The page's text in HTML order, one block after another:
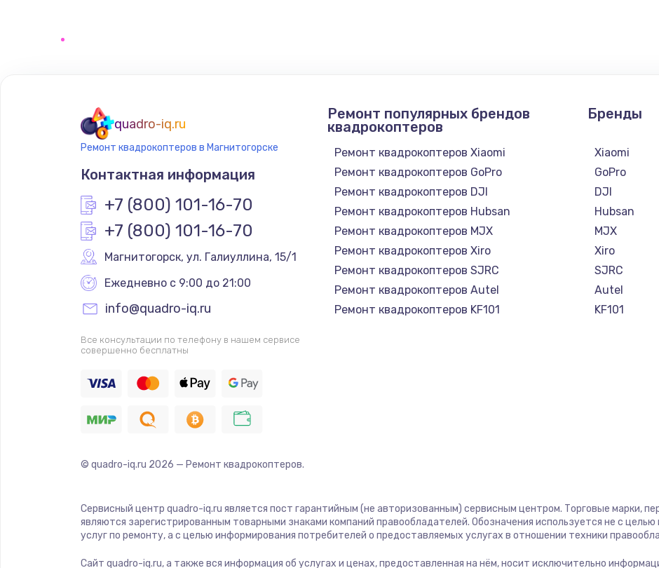
quadro-iq.ru
Ремонт квадрокоптеров в Магнитогорске
Контактная информация
+7 (800) 101-16-70
+7 (800) 101-16-70
Магнитогорск, ул. Галиуллина, 15/1
Ежедневно с 9:00 до 21:00
info@quadro-iq.ru
Все консультации по телефону в нашем сервисе
совершенно бесплатны
Ремонт популярных брендов
квадрокоптеров
Ремонт квадрокоптеров Xiaomi
Ремонт квадрокоптеров GoPro
Ремонт квадрокоптеров DJI
Ремонт квадрокоптеров Hubsan
Ремонт квадрокоптеров MJX
Ремонт квадрокоптеров Xiro
Ремонт квадрокоптеров SJRC
Ремонт квадрокоптеров Autel
Ремонт квадрокоптеров KF101
Бренды
Xiaomi
GoPro
DJI
Hubsan
MJX
Xiro
SJRC
Autel
KF101
© quadro-iq.ru 2026 — Ремонт квадрокоптеров.
Сервисный центр quadro-iq.ru является пост гарантийным (не авторизованным) сервисным центром. Торговые марки,
являются зарегистрированным товарными знаками компаний правообладателей. Обозначения используется не с
услуг по ремонту, а с целью информирования потребителей о предоставляемых услугах в отношении техники
Сайт quadro-iq.ru, а также вся информация об услугах и ценах, предоставленная на нём, носит исключительно